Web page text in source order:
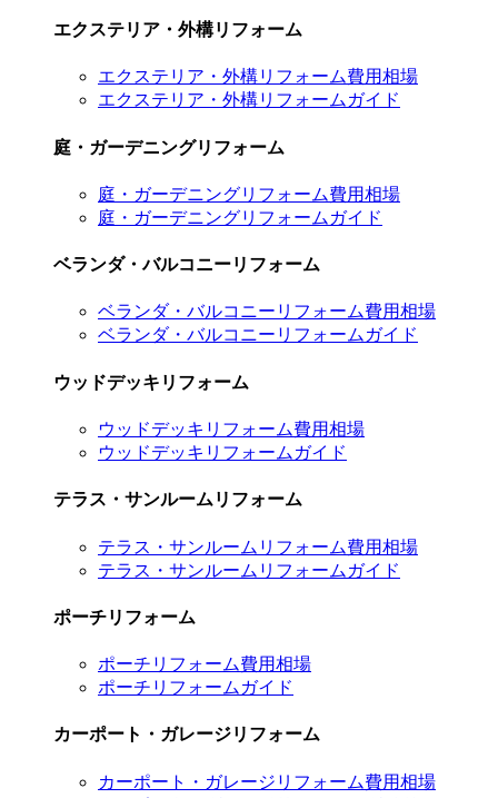
エクステリア・外構リフォーム
エクステリア・外構リフォーム費用相場
エクステリア・外構リフォームガイド
庭・ガーデニングリフォーム
庭・ガーデニングリフォーム費用相場
庭・ガーデニングリフォームガイド
ベランダ・バルコニーリフォーム
ベランダ・バルコニーリフォーム費用相場
ベランダ・バルコニーリフォームガイド
ウッドデッキリフォーム
ウッドデッキリフォーム費用相場
ウッドデッキリフォームガイド
テラス・サンルームリフォーム
テラス・サンルームリフォーム費用相場
テラス・サンルームリフォームガイド
ポーチリフォーム
ポーチリフォーム費用相場
ポーチリフォームガイド
カーポート・ガレージリフォーム
カーポート・ガレージリフォーム費用相場